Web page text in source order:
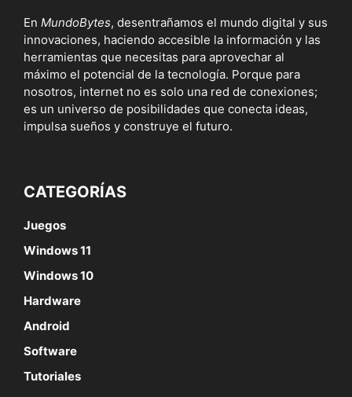
En MundoBytes, desentrañamos el mundo digital y sus
innovaciones, haciendo accesible la información y las
herramientas que necesitas para aprovechar al
máximo el potencial de la tecnología. Porque para
nosotros, internet no es solo una red de conexiones;
es un universo de posibilidades que conecta ideas,
impulsa sueños y construye el futuro.
CATEGORÍAS
Juegos
Windows 11
Windows 10
Hardware
Android
Software
Tutoriales